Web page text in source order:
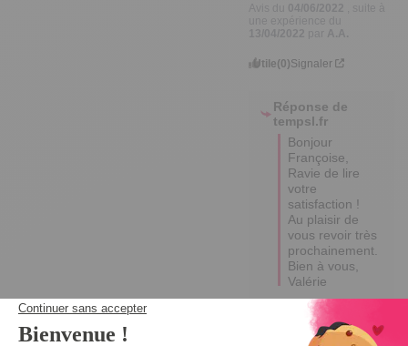
04/06/2022
, suite à
13/04/2022
A.A.
Utile(0)Signaler
Réponse de
tempsl.fr
Bonjour
Françoise,
Ravie de lire
votre
satisfaction !
Au plaisir de
vous revoir très
prochainement.
Bien à vous,
Valérie